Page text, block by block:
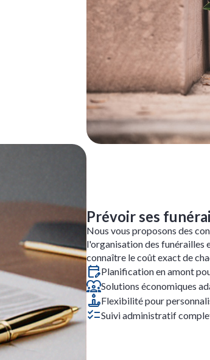
Prévoir ses
Nous vous proposons des
l'organisation des funérailles
connaître le coût exact de
Planification en amont
Solutions économiques
Flexibilité pour
Suivi administratif